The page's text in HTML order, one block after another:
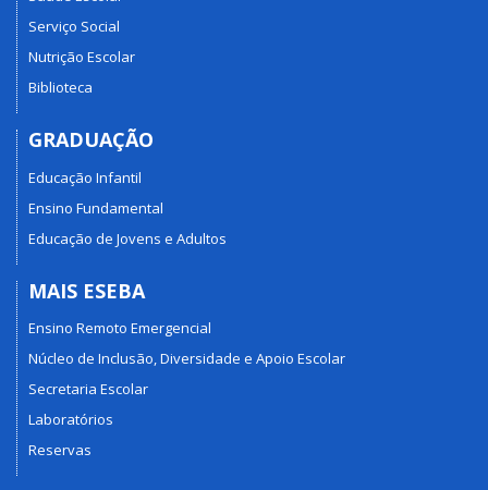
Serviço Social
Nutrição Escolar
Biblioteca
GRADUAÇÃO
Educação Infantil
Ensino Fundamental
Educação de Jovens e Adultos
MAIS ESEBA
Ensino Remoto Emergencial
Núcleo de Inclusão, Diversidade e Apoio Escolar
Secretaria Escolar
Laboratórios
Reservas